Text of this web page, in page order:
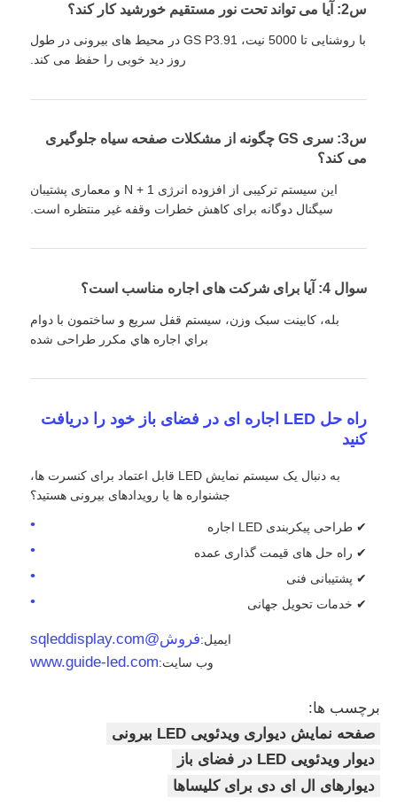
س2: آیا می تواند تحت نور مستقیم خورشید کار کند؟
با روشنایی تا 5000 نیت، GS P3.91 در محیط های بیرونی در طول
روز دید خوبی را حفظ می کند.
س3: سری GS چگونه از مشکلات صفحه سیاه جلوگیری
می کند؟
این سیستم ترکیبی از افزوده انرژی N + 1 و معماری پشتیبان
سیگنال دوگانه برای کاهش خطرات وقفه غیر منتظره است.
سوال 4: آیا برای شرکت های اجاره مناسب است؟
بله، کابينت سبک وزن، سيستم قفل سريع و ساختمون با دوام
براي اجاره هاي مکرر طراحی شده
راه حل LED اجاره ای در فضای باز خود را دریافت
کنید
به دنبال یک سیستم نمایش LED قابل اعتماد برای کنسرت ها،
جشنواره ها یا رویدادهای بیرونی هستید؟
✔ طراحی پیکربندی LED اجاره
✔ راه حل های قیمت گذاری عمده
✔ پشتیبانی فنی
✔ خدمات تحویل جهانی
ایمیل:فروش@sqleddisplay.com
وب سایت:www.guide-led.com
برچسب ها:
صفحه نمایش دیواری ویدئویی LED بیرونی
دیوار ویدئویی LED در فضای باز
دیوارهای ال ای دی برای کلیساها